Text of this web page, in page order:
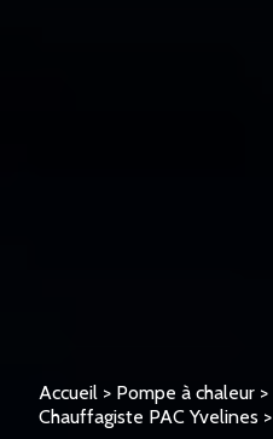
Accueil > Pompe à chaleur >
Chauffagiste PAC Yvelines >